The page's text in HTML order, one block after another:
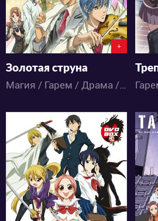
+
Золотая струна
Магия / Гарем / Драма / Комедия / Музыка / Романтика / Сёдзё / Школа / Аниме
5183